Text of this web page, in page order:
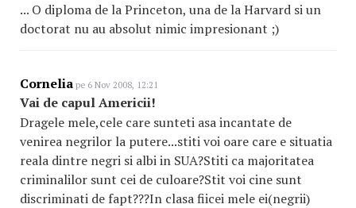
... O diploma de la Princeton, una de la Harvard si un
doctorat nu au absolut nimic impresionant ;)
Cornelia pe 6 Nov 2008, 12:21
Vai de capul Americii!
Dragele mele,cele care sunteti asa incantate de
venirea negrilor la putere...stiti voi oare care e situatia
reala dintre negri si albi in SUA?Stiti ca majoritatea
criminalilor sunt cei de culoare?Stit voi cine sunt
discriminati de fapt???In clasa fiicei mele ei(negrii)